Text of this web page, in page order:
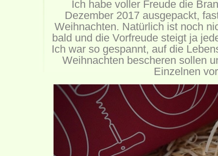
Ich habe voller Freude die
Dezember 2017 ausgepackt,
Weihnachten. Natürlich ist noch
bald und die Vorfreude steigt ja
Ich war so gespannt, auf die
Weihnachten bescheren sollen
Einzelnen